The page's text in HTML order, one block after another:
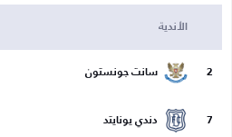
الأندية
2 سانت جونستون
7 دندي يونايتد